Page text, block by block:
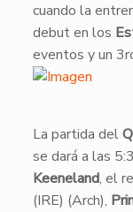
cuando la
debut en los
eventos y un
​La partida del
se dará a las
Keeneland, el
(IRE) (Arch),